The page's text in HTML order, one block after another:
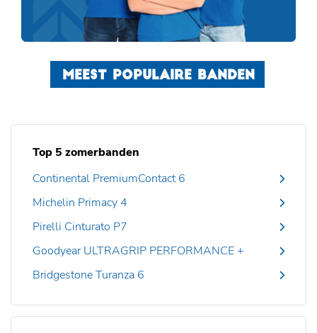
MEEST POPULAIRE BANDEN
Top 5 zomerbanden
Continental PremiumContact 6
Michelin Primacy 4
Pirelli Cinturato P7
Goodyear ULTRAGRIP PERFORMANCE +
Bridgestone Turanza 6